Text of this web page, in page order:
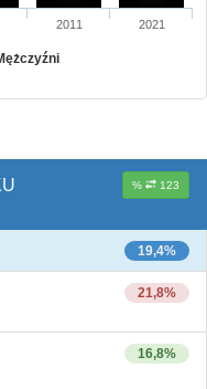
2011 2021
% 123
19,4%
21,8%
16,8%